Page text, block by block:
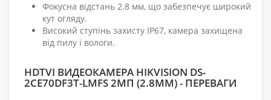
Фокусна відстань 2.8 мм, що забезпечує широкий
кут огляду.
Високий ступінь захисту IP67, камера захищена
від пилу і вологи.
HDTVI ВИДЕОКАМЕРА HIKVISION DS-
2CE70DF3T-LMFS 2МП (2.8ММ) - ПЕРЕВАГИ